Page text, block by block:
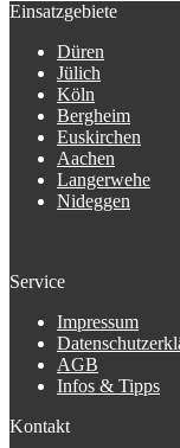
Einsatzgebiete
Düren
Jülich
Köln
Bergheim
Euskirchen
Aachen
Langerwehe
Nideggen
Service
Impressum
AGB
Infos & Tipps
Kontakt